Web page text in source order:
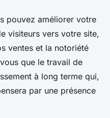
pouvez améliorer votre
visiteurs vers votre site,
ventes et la notoriété
que le travail de
à long terme qui,
par une présence